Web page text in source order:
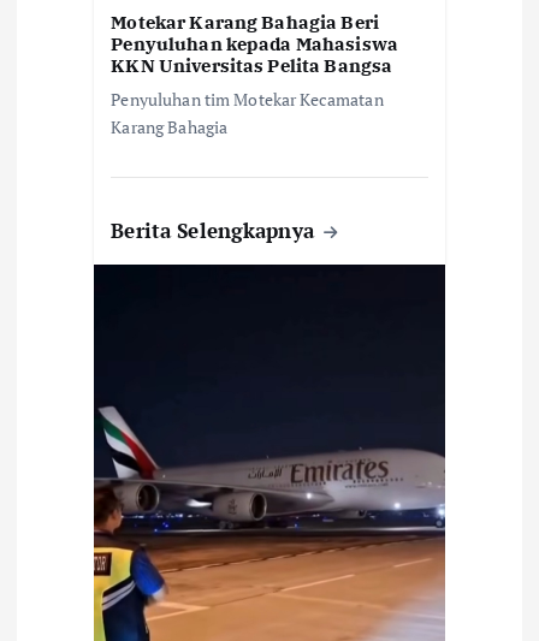
Motekar Karang Bahagia Beri
Penyuluhan kepada Mahasiswa
KKN Universitas Pelita Bangsa
Penyuluhan tim Motekar Kecamatan
Karang Bahagia
Berita Selengkapnya